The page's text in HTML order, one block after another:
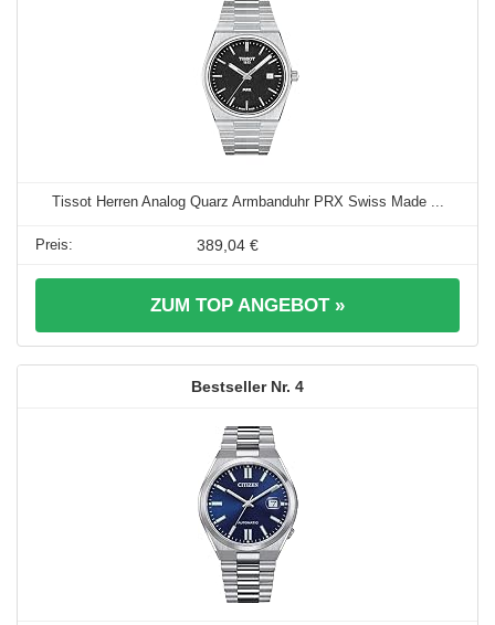
Tissot Herren Analog Quarz Armbanduhr PRX Swiss Made ...
389,04 €
ZUM TOP ANGEBOT »
4